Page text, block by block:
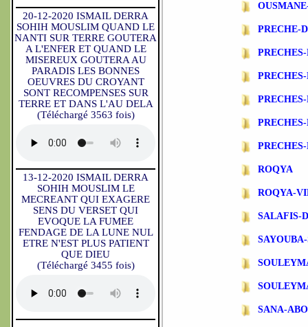
20-12-2020 ISMAIL DERRA
SOHIH MOUSLIM QUAND LE
NANTI SUR TERRE GOUTERA
A L'ENFER ET QUAND LE
MISEREUX GOUTERA AU
PARADIS LES BONNES
OEUVRES DU CROYANT
SONT RECOMPENSES SUR
TERRE ET DANS L'AU DELA
(Téléchargé 3563 fois)
13-12-2020 ISMAIL DERRA
SOHIH MOUSLIM LE
MECREANT QUI EXAGERE
SENS DU VERSET QUI
EVOQUE LA FUMEE
FENDAGE DE LA LUNE NUL
ETRE N'EST PLUS PATIENT
QUE DIEU
(Téléchargé 3455 fois)
PRECHE-
ROQYA
ROQYA-
SALAFIS-
SANA-